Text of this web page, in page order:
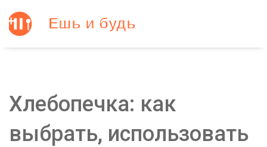
Хлебопечка: как
выбрать, использовать